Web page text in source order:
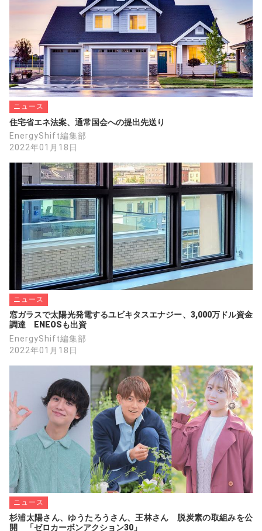
ニュース
住宅省エネ法案、通常国会への提出先送り
EnergyShift編集部
2022年01月18日
ニュース
窓ガラスで太陽光発電するユビキタスエナジー、3,000万ドル資金
調達　ENEOSも出資
EnergyShift編集部
2022年01月18日
ニュース
杉浦太陽さん、ゆうたろうさん、王林さん　脱炭素の取組みを公
開　「ゼロカーボンアクション30」